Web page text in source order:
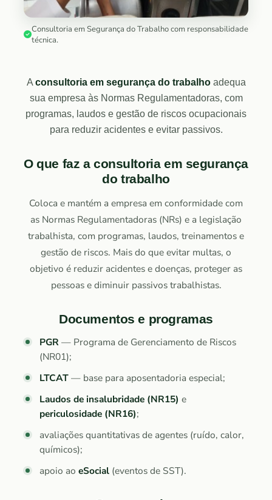
A consultoria em segurança do trabalhoadequa
sua empresa às Normas Regulamentadoras, com
programas, laudos e gestão de riscos ocupacionais
para reduzir acidentes e evitar passivos.
O que faz a consultoria em segurança
do trabalho
Coloca e mantém a empresa em conformidade com
as Normas Regulamentadoras (NRs) e a legislação
trabalhista, com programas, laudos, treinamentos e
gestão de riscos. Mais do que evitar multas, o
objetivo é reduzir acidentes e doenças, proteger as
pessoas e diminuir passivos trabalhistas.
Documentos e programas
PGR— Programa de Gerenciamento de Riscos
(NR01);
LTCAT— base para aposentadoria especial;
Laudos de insalubridade (NR15) e
periculosidade (NR16);
avaliações quantitativas de agentes (ruído, calor,
químicos);
apoio ao eSocial (eventos de SST).
Consultoria em Segurança do Trabalho com responsabilidade
técnica.